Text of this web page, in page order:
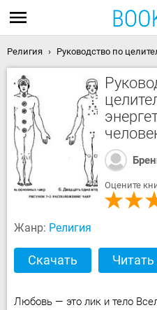
Религия Руководство по целительству
Оцените
Жанр: Религия
Скачать
Любовь — это лик и тело